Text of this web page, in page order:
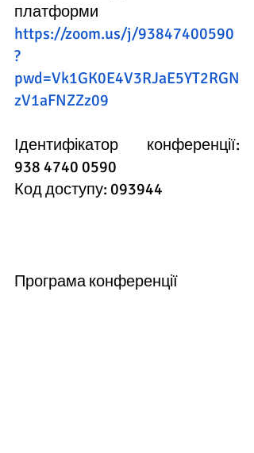
платформи
https://zoom.us/j/93847400590
?
pwd=Vk1GK0E4V3RJaE5YT2RGN
zV1aFNZZz09
Ідентифікатор конференції:
938 4740 0590
Код доступу: 093944
Програма конференції